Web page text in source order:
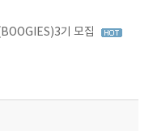
기 모집